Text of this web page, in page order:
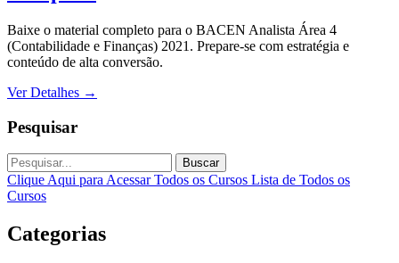
Baixe o material completo para o BACEN Analista Área 4
(Contabilidade e Finanças) 2021. Prepare-se com estratégia e
conteúdo de alta conversão.
Ver Detalhes →
Pesquisar
Buscar
Clique Aqui para Acessar Todos os Cursos Lista de Todos os
Cursos
Categorias